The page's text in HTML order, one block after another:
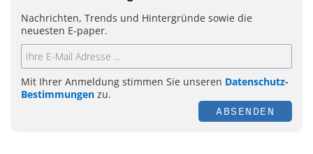
Nachrichten, Trends und Hintergründe sowie die
neuesten E-paper.
Mit Ihrer Anmeldung stimmen Sie unseren Datenschutz-
Bestimmungen zu.
ABSENDEN